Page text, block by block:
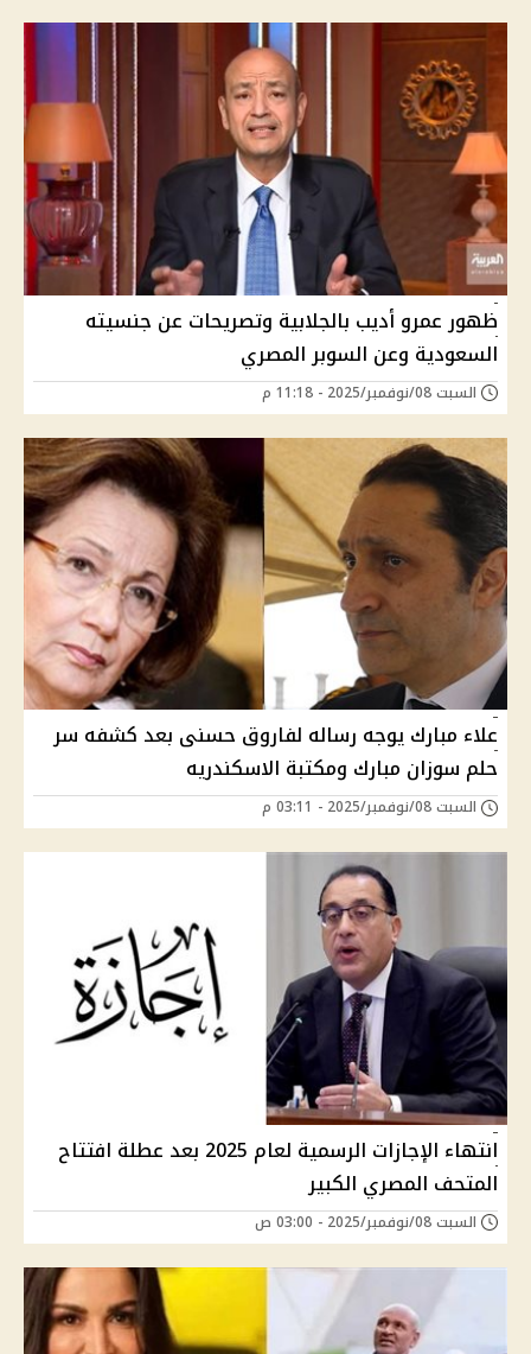
ظهور عمرو أديب بالجلابية وتصريحات عن جنسيته
السعودية وعن السوبر المصري
السبت 08/نوفمبر/2025 - 11:18 م
علاء مبارك يوجه رساله لفاروق حسنى بعد كشفه سر
حلم سوزان مبارك ومكتبة الاسكندريه
السبت 08/نوفمبر/2025 - 03:11 م
انتهاء الإجازات الرسمية لعام 2025 بعد عطلة افتتاح
المتحف المصري الكبير
السبت 08/نوفمبر/2025 - 03:00 ص